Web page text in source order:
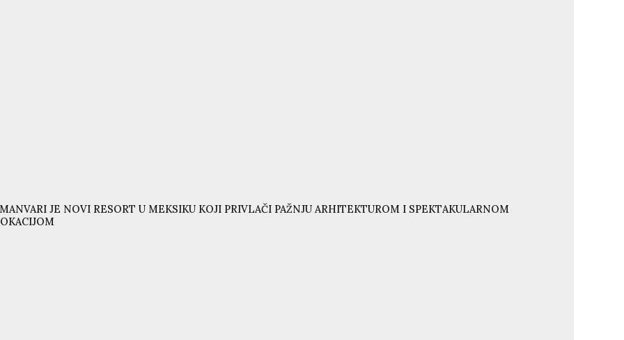
JE NOVI RESORT U MEKSIKU KOJI PRIVLAČI PAŽNJU ARHITEKTUROM I SPEKTAKULARNOM